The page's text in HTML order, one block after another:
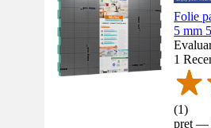
Folie
5 mm
1
(1)
preț —